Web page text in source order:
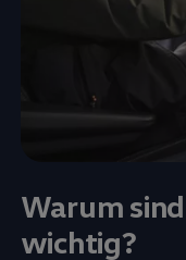
Warum
wichtig?